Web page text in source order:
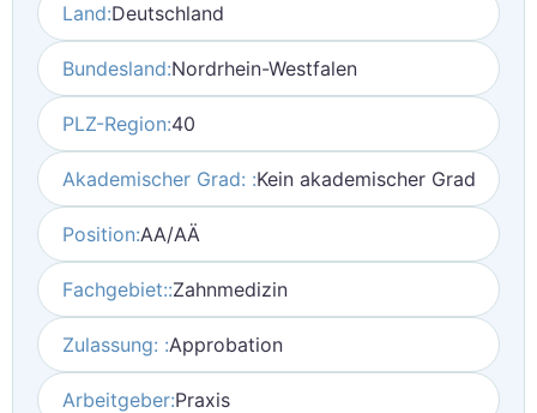
Land:Deutschland
Bundesland:Nordrhein-Westfalen
PLZ-Region:40
Akademischer Grad: :Kein akademischer Grad
Position:AA/AÄ
Fachgebiet::Zahnmedizin
Zulassung: :Approbation
Arbeitgeber:Praxis